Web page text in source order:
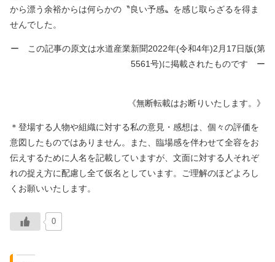
から漂う余裕からは何らかの〝良い予感〟を感じ取らざるを得ま
せんでした。
ー この記事の原文は水道産業新聞2022年(令和4年)2月17日版(第
5561号)に掲載されたものです ー
《無断転載はお断りいたします。》
＊登場する人物や組織に対する私の意見・感想は、個々の評価を
意図したものではありません。また、臨場感を伴わせて全容をお
伝えするために人名を記載していますが、文面に対する人それぞ
れの捉え方に配慮し全て仮名としています。ご理解のほどよろし
くお願いいたします。
0